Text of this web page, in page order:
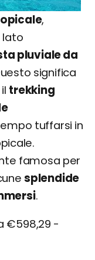
,
lato
pluviale da
significa
trekking
tuffarsi in
famosa per
splendide
.
€598,29 -